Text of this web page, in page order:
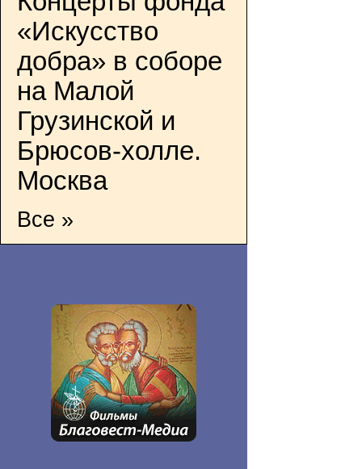
«Искусство
добра» в соборе
на Малой
Грузинской и
Брюсов-холле.
Москва
Все »